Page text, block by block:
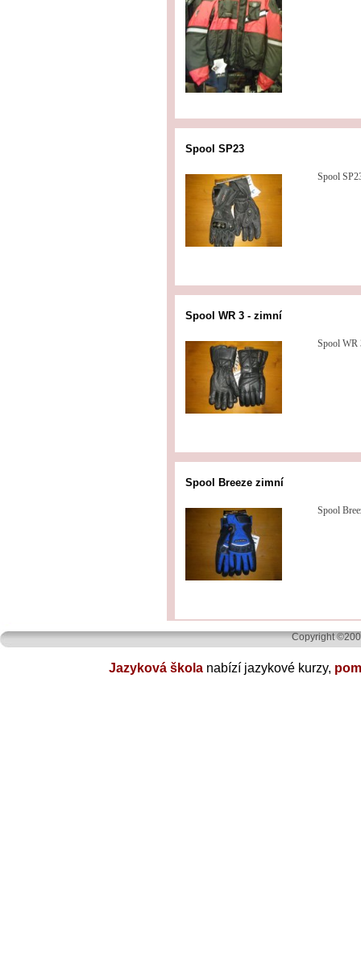
Spool SP23
Spool
Spool WR 3 - zimní
Spool WR
Spool Breeze zimní
Spool
Copyright
Jazyková školanabízí jazykové kurzy,